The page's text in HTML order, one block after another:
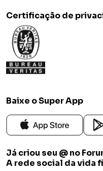
Certificação de
Baixe o Super App
Já criou seu @ no
A rede social da vida